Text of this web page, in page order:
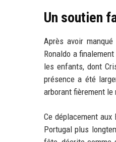
Un soutien
Après avoir
Ronaldo a
les enfants, dont
présence a été
arborant fièrement le
Ce déplacement
Portugal plus